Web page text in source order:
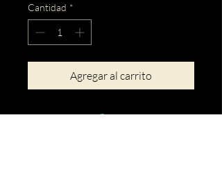
Cantidad *
Agregar al carrito